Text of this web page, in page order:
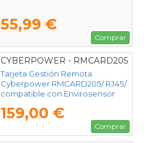
55,99 €
Comprar
CYBERPOWER - RMCARD205
Tarjeta Gestión Remota
Cyberpower RMCARD205/ RJ45/
compatible con Envirosensor
159,00 €
Comprar